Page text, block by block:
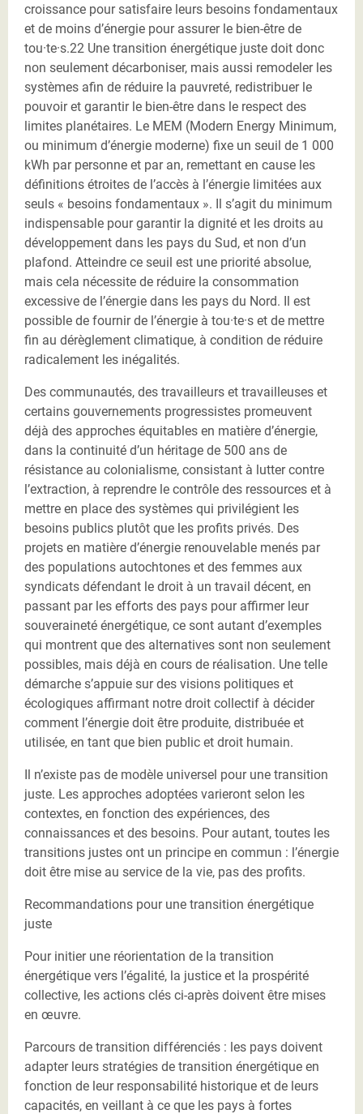
croissance pour satisfaire leurs besoins fondamentaux
et de moins d’énergie pour assurer le bien-être de
tou·te·s.22 Une transition énergétique juste doit donc
non seulement décarboniser, mais aussi remodeler les
systèmes afin de réduire la pauvreté, redistribuer le
pouvoir et garantir le bien-être dans le respect des
limites planétaires. Le MEM (Modern Energy Minimum,
ou minimum d’énergie moderne) fixe un seuil de 1 000
kWh par personne et par an, remettant en cause les
définitions étroites de l’accès à l’énergie limitées aux
seuls « besoins fondamentaux ». Il s’agit du minimum
indispensable pour garantir la dignité et les droits au
développement dans les pays du Sud, et non d’un
plafond. Atteindre ce seuil est une priorité absolue,
mais cela nécessite de réduire la consommation
excessive de l’énergie dans les pays du Nord. Il est
possible de fournir de l’énergie à tou·te·s et de mettre
fin au dérèglement climatique, à condition de réduire
radicalement les inégalités.
Des communautés, des travailleurs et travailleuses et
certains gouvernements progressistes promeuvent
déjà des approches équitables en matière d’énergie,
dans la continuité d’un héritage de 500 ans de
résistance au colonialisme, consistant à lutter contre
l’extraction, à reprendre le contrôle des ressources et à
mettre en place des systèmes qui privilégient les
besoins publics plutôt que les profits privés. Des
projets en matière d’énergie renouvelable menés par
des populations autochtones et des femmes aux
syndicats défendant le droit à un travail décent, en
passant par les efforts des pays pour affirmer leur
souveraineté énergétique, ce sont autant d’exemples
qui montrent que des alternatives sont non seulement
possibles, mais déjà en cours de réalisation. Une telle
démarche s’appuie sur des visions politiques et
écologiques affirmant notre droit collectif à décider
comment l’énergie doit être produite, distribuée et
utilisée, en tant que bien public et droit humain.
Il n’existe pas de modèle universel pour une transition
juste. Les approches adoptées varieront selon les
contextes, en fonction des expériences, des
connaissances et des besoins. Pour autant, toutes les
transitions justes ont un principe en commun : l’énergie
doit être mise au service de la vie, pas des profits.
Recommandations pour une transition énergétique
juste
Pour initier une réorientation de la transition
énergétique vers l’égalité, la justice et la prospérité
collective, les actions clés ci-après doivent être mises
en œuvre.
Parcours de transition différenciés : les pays doivent
adapter leurs stratégies de transition énergétique en
fonction de leur responsabilité historique et de leurs
capacités, en veillant à ce que les pays à fortes